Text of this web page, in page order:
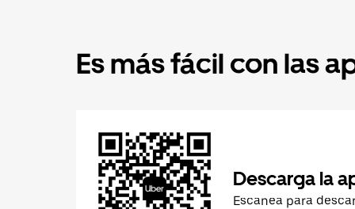
Es más fácil con las
Descarga la
Escanea para